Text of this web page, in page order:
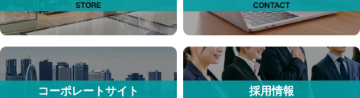
コーポレートサイト 採用情報